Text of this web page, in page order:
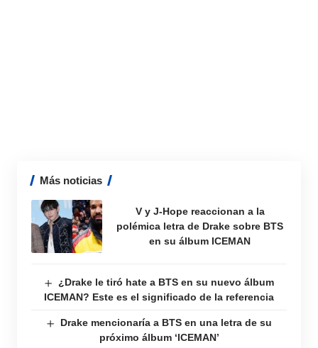
Más noticias
V y J-Hope reaccionan a la
polémica letra de Drake sobre BTS
en su álbum ICEMAN
¿Drake le tiró hate a BTS en su nuevo álbum
ICEMAN? Este es el significado de la referencia
Drake mencionaría a BTS en una letra de su
próximo álbum ‘ICEMAN’